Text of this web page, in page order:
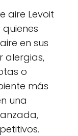
aire Levoit
en sus
alergias,
o
más
una